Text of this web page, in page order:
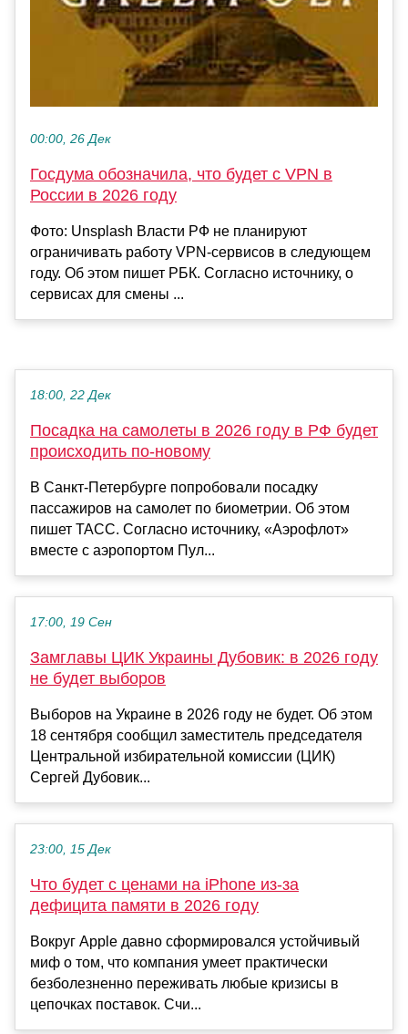
00:00, 26 Дек
Госдума обозначила, что будет с VPN в
России в 2026 году
Фото: Unsplash Власти РФ не планируют
ограничивать работу VPN-сервисов в следующем
году. Об этом пишет РБК. Согласно источнику, о
сервисах для смены ...
18:00, 22 Дек
Посадка на самолеты в 2026 году в РФ будет
происходить по-новому
В Санкт-Петербурге попробовали посадку
пассажиров на самолет по биометрии. Об этом
пишет ТАСС. Согласно источнику, «Аэрофлот»
вместе с аэропортом Пул...
17:00, 19 Сен
Замглавы ЦИК Украины Дубовик: в 2026 году
не будет выборов
Выборов на Украине в 2026 году не будет. Об этом
18 сентября сообщил заместитель председателя
Центральной избирательной комиссии (ЦИК)
Сергей Дубовик...
23:00, 15 Дек
Что будет с ценами на iPhone из-за
дефицита памяти в 2026 году
Вокруг Apple давно сформировался устойчивый
миф о том, что компания умеет практически
безболезненно переживать любые кризисы в
цепочках поставок. Счи...